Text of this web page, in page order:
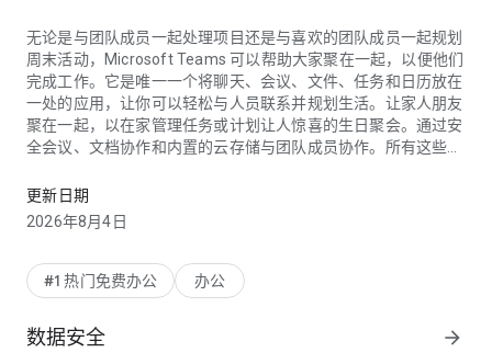
无论是与团队成员一起处理项目还是与喜欢的团队成员一起规划
周末活动，Microsoft Teams 可以帮助大家聚在一起，以便他们
完成工作。它是唯一一个将聊天、会议、文件、任务和日历放在
一处的应用，让你可以轻松与人员联系并规划生活。让家人朋友
聚在一起，以在家管理任务或计划让人惊喜的生日聚会。通过安
全会议、文档协作和内置的云存储与团队成员协作。所有这些都
轻松与任何人联系:
• •Skype 现在是 Microsoft Teams 的一部分。您可以在
天、通话和联络人。
议，并通过共享链接或日历邀请来邀请任何人。
更新日期
2026年8月4日
#1 热门免费办公 办公
数据安全 arrow_forward